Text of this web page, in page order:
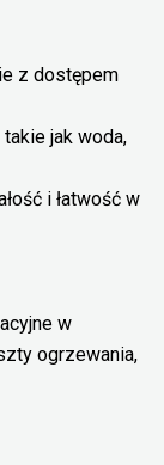
z dostępem
jak woda,
i łatwość w
w
ogrzewania,